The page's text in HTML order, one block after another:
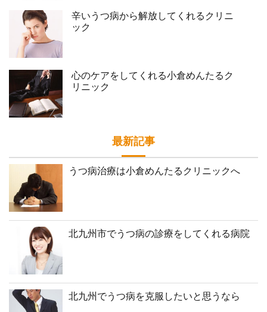
辛いうつ病から解放してくれるクリニ
ック
心のケアをしてくれる小倉めんたるク
リニック
最新記事
うつ病治療は小倉めんたるクリニックへ
北九州市でうつ病の診療をしてくれる病院
北九州でうつ病を克服したいと思うなら